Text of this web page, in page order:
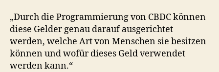
„Durch die Programmierung von CBDC können
diese Gelder genau darauf ausgerichtet
werden, welche Art von Menschen sie besitzen
können und wofür dieses Geld verwendet
werden kann.“